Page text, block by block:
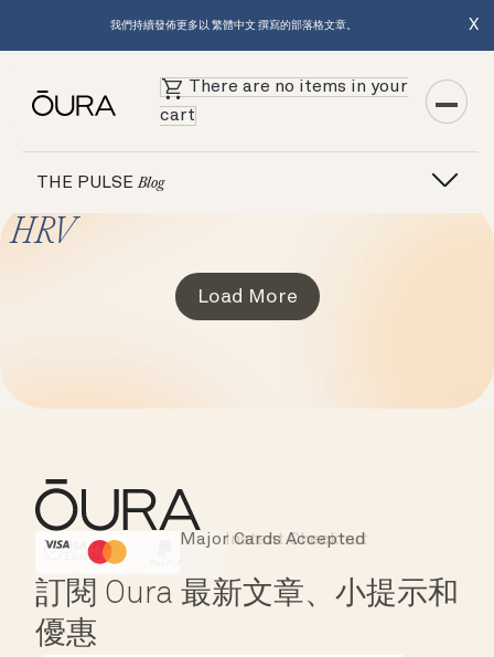
我們持續發佈更多以 繁體中文 撰寫的部落格文章。 X
There are no items in your
cart
THE PULSEBlog
HRV
Load More
HSA/FSA Eligible
Instant Checkout
Major Cards Accepted
訂閱 Oura 最新文章、小提示和
優惠